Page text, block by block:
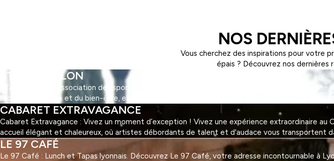
NOS
Vous cherchez des inspirations pour votre
épais ? Découvrez nos dernières
STAPS TOULON
STAPS Toulon : l'association des sportifs ! Découvrez STAPS Toulon, une association
l'activité physique et du bien-être, elle offre une multitude d'activités sportives et
CABARET EXTRAVAGANCE
Cabaret Extravagance : Vivez un moment d’exception ! Vivez une expérience extraordinaire
accueil élégant et chaleureux, où artistes débordants de talent et d'audace vous transportent
LE 97 CAFÉ
Le 97 Café : Lunch et Tapas lyonnais. Découvrez Le 97 Café, votre adresse incontournable à